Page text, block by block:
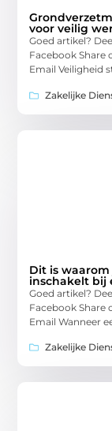
voor veilig
Goed artikel?
Facebook Share
Email Veiligheid
Zakelijke
Dit is
inschakelt bij
Goed artikel?
Facebook Share
Email Wanneer
Zakelijke